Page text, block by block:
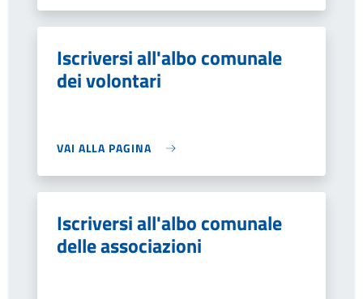
Iscriversi all'albo comunale
dei volontari
VAI ALLA PAGINA
Iscriversi all'albo comunale
delle associazioni